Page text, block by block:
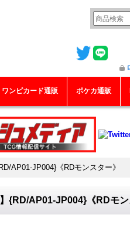
ワンピカード通販 ポケカ通販
AP01-JP004}《RDモンスター》
{RD/AP01-JP004}《RDモン